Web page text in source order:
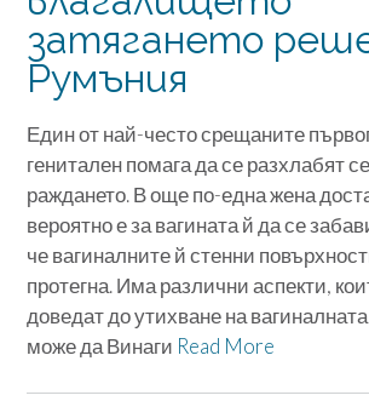
затягането
Румъния
Един от най-често срещаните
генитален помага да се разхлабят
раждането. В още по-една жена
вероятно е за вагината й да се
че вагиналните й стенни
протегна. Има различни аспекти,
доведат до утихване на
може да Винаги Read More